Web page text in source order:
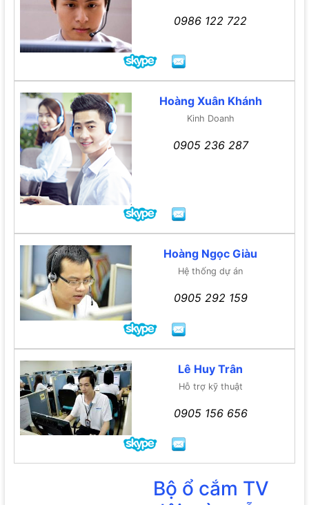
0986 122 722
Hoàng Xuân Khánh
Kinh Doanh
0905 236 287
Hoàng Ngọc Giàu
Hệ thống dự án
0905 292 159
Lê Huy Trân
Hỗ trợ kỹ thuật
0905 156 656
Bộ ổ cắm TV